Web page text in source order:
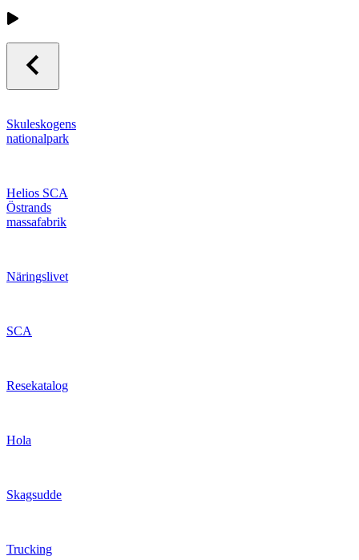
Skuleskogens
nationalpark
Helios SCA
Östrands
massafabrik
Näringslivet
SCA
Resekatalog
Hola
Skagsudde
Trucking